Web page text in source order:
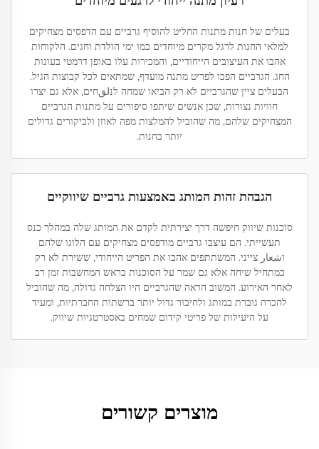
בעלים של חנות מתנות החליט להוסיף גרביים עם הדפסים מצחיקים
למלאי החנות לרגל מקרים מיוחדים כמו ימי הולדת וחגים. הלקוחות
אהבו את העיצובים הייחודיים, והמכירות עלו באופן דרמטי בעונות
החג. הגרביים הפכו לפריט מתנה מועדף, שמתאים לכל קבוצות הגיל.
הבעלים ציין שהגרביים לא רק הביאו שמחה לנلقחים, אלא גם יצרו
חוויות נצורות, שכן אנשים שיתפו סיפורים על מתנות הגרביים
המצחיקים שלהם, מה שהוביל להמלצות מפה לאוזן ולביקורים גדולים
יותר בחנות.
הגבהת זהות המותג באמצעות גרביים שיווקיים
סוכנות שיווק חיפשה דרך יצירתית לקדם את המותג שלה במהלך כנס
תעשייתי. הם עיצבו גרביים מודפסים מצחיקים עם הלוגו שלהם
וشعار צייני. המשתתפים אהבו את הפריט הייחודי, ששירת לא רק
כמתחיל שיחה אלא גם שמר על הסוכנות בראש המחשבות זמן רב
לאחר האירוע. המשוב הראה שהגרביים היו הצלחה גדולה, מה שהוביל
להכרה גוברת במותג ולחיבור גדול יותר ברשתות החברתיות, ומעיד
על היעילות של פריטי קידום שמחים באסטרטגיות שיווק.
מוצרים קשורים